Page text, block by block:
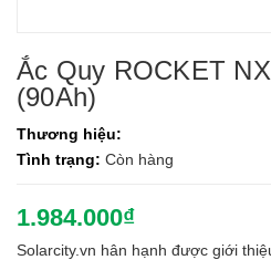
Ắc Quy ROCKET
(90Ah)
Thương hiệu:
Tình trạng: Còn hàng
1.984.000₫
Solarcity.vn hân hạnh được giới